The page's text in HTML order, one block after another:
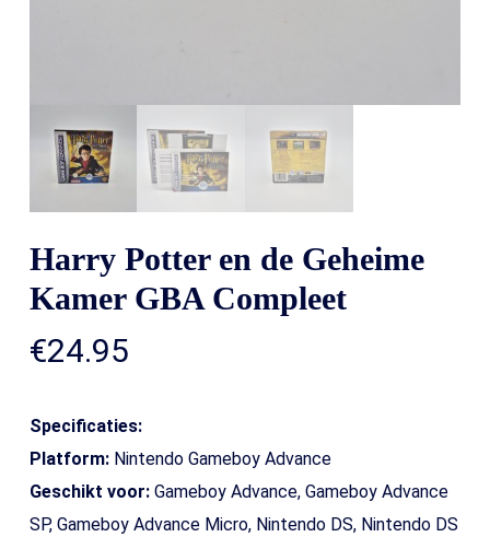
Harry Potter en de Geheime
Kamer GBA Compleet
€24.95
Specificaties:
Platform:Nintendo Gameboy Advance
Geschikt voor:Gameboy Advance, Gameboy Advance
SP, Gameboy Advance Micro, Nintendo DS, Nintendo DS